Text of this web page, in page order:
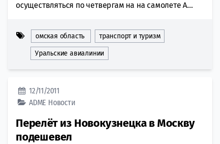
осуществляться по четвергам на на самолете А...
омская область транспорт и туризм
Уральские авиалинии
12/11/2011
ADME Новости
Перелёт из Новокузнецка в Москву
подешевел